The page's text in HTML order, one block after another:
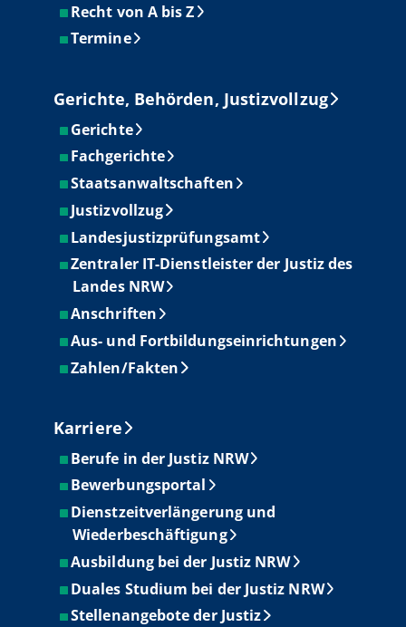
Recht von A bis Z
Termine
Gerichte, Behörden, Justizvollzug
Gerichte
Fachgerichte
Staatsanwaltschaften
Justizvollzug
Landesjustizprüfungsamt
Zentraler IT-Dienstleister der Justiz des
Landes NRW
Anschriften
Aus- und Fortbildungseinrichtungen
Zahlen/Fakten
Karriere
Berufe in der Justiz NRW
Bewerbungsportal
Dienstzeitverlängerung und
Wiederbeschäftigung
Ausbildung bei der Justiz NRW
Duales Studium bei der Justiz NRW
Stellenangebote der Justiz